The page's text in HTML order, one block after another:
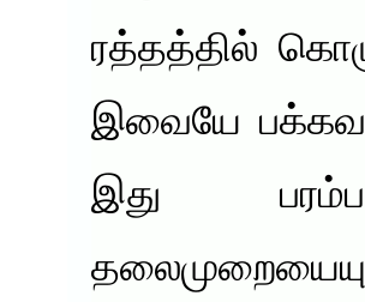
ரத்தத்தில்
இவையே
இது